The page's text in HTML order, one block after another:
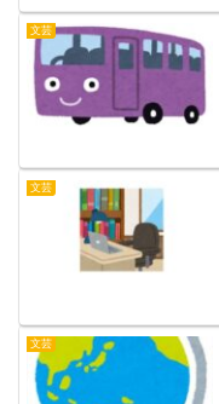
文芸
文芸
文芸